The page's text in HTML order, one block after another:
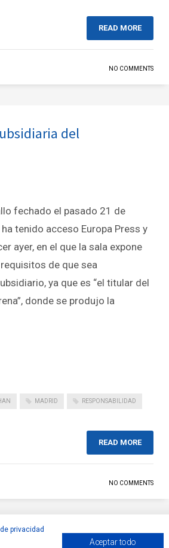
READ MORE
NO COMMENTS
del
fechado el pasado 21 de
tenido acceso Europa Press y
ayer, en el que la sala expone
de que sea
ya que es “el titular del
donde se produjo la
MADRID RESPONSABILIDAD
READ MORE
NO COMMENTS
privacidad
Aceptar todo